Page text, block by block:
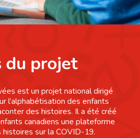
du projet
est un projet national dirigé
l’alphabétisation des enfants
des histoires. Il a été créé
canadiens une plateforme
sur la COVID-19.